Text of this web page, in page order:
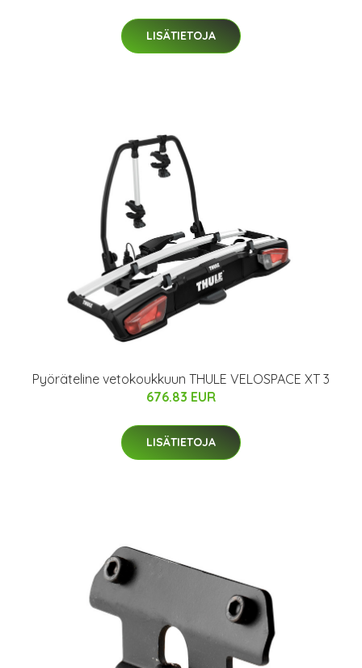
LISÄTIETOJA
Pyöräteline vetokoukkuun THULE VELOSPACE XT 3
676.83 EUR
LISÄTIETOJA